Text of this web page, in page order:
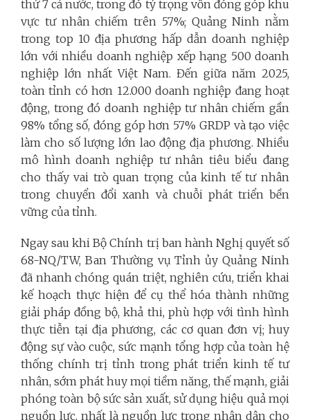
thứ 7 cả nước, trong đó tỷ trọng vốn đóng góp khu
vực tư nhân chiếm trên 57%; Quảng Ninh nằm
trong top 10 địa phương hấp dẫn doanh nghiệp
lớn với nhiều doanh nghiệp xếp hạng 500 doanh
nghiệp lớn nhất Việt Nam. Đến giữa năm 2025,
toàn tỉnh có hơn 12.000 doanh nghiệp đang hoạt
động, trong đó doanh nghiệp tư nhân chiếm gần
98% tổng số, đóng góp hơn 57% GRDP và tạo việc
làm cho số lượng lớn lao động địa phương. Nhiều
mô hình doanh nghiệp tư nhân tiêu biểu đang
cho thấy vai trò quan trọng của kinh tế tư nhân
trong chuyển đổi xanh và chuỗi phát triển bền
vững của tỉnh.
Ngay sau khi Bộ Chính trị ban hành Nghị quyết số
68-NQ/TW, Ban Thường vụ Tỉnh ủy Quảng Ninh
đã nhanh chóng quán triệt, nghiên cứu, triển khai
kế hoạch thực hiện để cụ thể hóa thành những
giải pháp đồng bộ, khả thi, phù hợp với tình hình
thực tiễn tại địa phương, các cơ quan đơn vị; huy
động sự vào cuộc, sức mạnh tổng hợp của toàn hệ
thống chính trị tỉnh trong phát triển kinh tế tư
nhân, sớm phát huy mọi tiềm năng, thế mạnh, giải
phóng toàn bộ sức sản xuất, sử dụng hiệu quả mọi
nguồn lực, nhất là nguồn lực trong nhân dân cho